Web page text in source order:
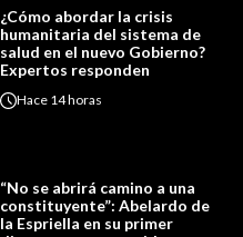
¿Cómo abordar la crisis
humanitaria del sistema de
salud en el nuevo Gobierno?
Expertos responden
Hace 14 horas
“No se abrirá camino a una
constituyente”: Abelardo de
la Espriella en su primer